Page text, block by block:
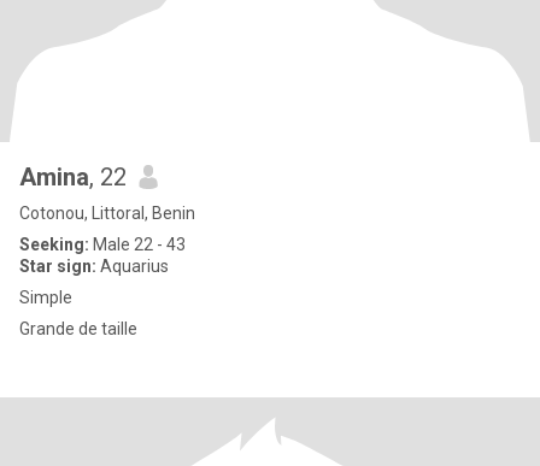
Amina, 22
Cotonou, Littoral, Benin
Seeking: Male 22 - 43
Star sign: Aquarius
Simple
Grande de taille